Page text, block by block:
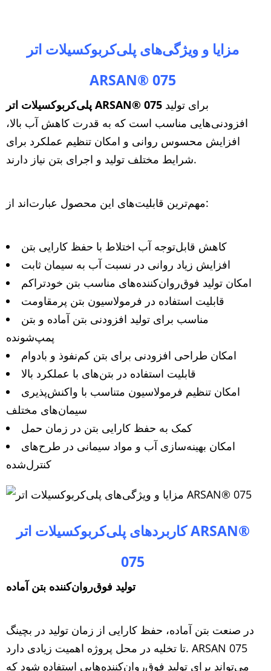
مزایا و ویژگی‌های پلی‌کربوکسیلات اتر
ARSAN® 075
پلی‌کربوکسیلات اتر ARSAN® 075 برای تولید
افزودنی‌هایی مناسب است که به قدرت کاهش آب بالا،
افزایش محسوس روانی و امکان تنظیم عملکرد برای
شرایط مختلف تولید و اجرای بتن نیاز دارند.
مهم‌ترین قابلیت‌های این محصول عبارت‌اند از:
کاهش قابل‌توجه آب اختلاط با حفظ کارایی بتن
افزایش زیاد روانی در نسبت آب به سیمان ثابت
امکان تولید فوق‌روان‌کننده‌های مناسب بتن خودتراکم
قابلیت استفاده در فرمولاسیون بتن پرمقاومت
مناسب برای تولید افزودنی بتن آماده و بتن
پمپ‌شونده
امکان طراحی افزودنی برای بتن کم‌نفوذ و بادوام
قابلیت استفاده در بتن‌های با عملکرد بالا
امکان تنظیم فرمولاسیون متناسب با واکنش‌پذیری
سیمان‌های مختلف
کمک به حفظ کارایی بتن در زمان حمل
امکان بهینه‌سازی آب و مواد سیمانی در طرح‌های
کنترل‌شده
کاربردهای پلی‌کربوکسیلات اترARSAN®
075
تولید فوق‌روان‌کننده بتن آماده
در صنعت بتن آماده، حفظ کارایی از زمان تولید در بچینگ
تا تخلیه در محل پروژه اهمیت زیادی دارد. ARSAN 075
می‌تواند برای تولید فوق‌روان‌کننده‌هایی استفاده شود که